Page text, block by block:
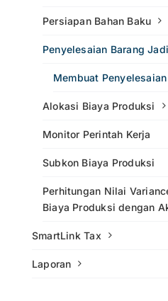
Persiapan Bahan Baku
Penyelesaian Barang Jadi
Membuat
Alokasi Biaya Produksi
Monitor Perintah Kerja
Subkon Biaya Produksi
Perhitungan Nilai
Biaya Produksi dengan
SmartLink Tax
Laporan